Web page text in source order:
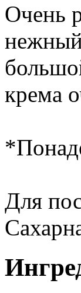
Очень
нежный
крема
Для